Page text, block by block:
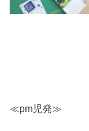
≪pm児発≫